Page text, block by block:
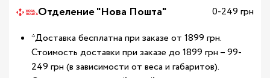
Отделение "Нова Пошта"
0-249 грн
*Доставка бесплатна при заказе от 1899 грн.
Стоимость доставки при заказе до 1899 грн – 99-
249 грн (в зависимости от веса и габаритов).